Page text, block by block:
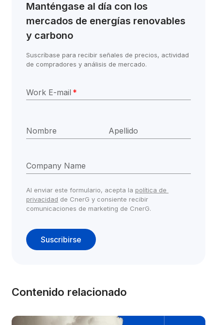
Manténgase al día con los
mercados de energías renovables
y carbono
Suscríbase para recibir señales de precios, actividad
de compradores y análisis de mercado.
Work E-mail *
Nombre Apellido
Company Name
Al enviar este formulario, acepta la política de
privacidad de CnerG y consiente recibir
comunicaciones de marketing de CnerG.
Suscribirse
Contenido relacionado